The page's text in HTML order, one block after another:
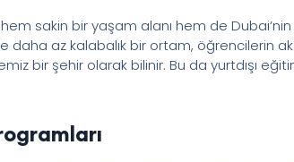
sakin bir yaşam alanı hem de
az kalabalık bir ortam, öğrencilerin
bir şehir olarak bilinir. Bu da yurtdışı